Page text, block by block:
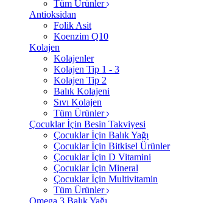
Tüm Ürünler
Antioksidan
Folik Asit
Koenzim Q10
Kolajen
Kolajenler
Kolajen Tip 1 - 3
Kolajen Tip 2
Balık Kolajeni
Sıvı Kolajen
Tüm Ürünler
Çocuklar İçin Besin Takviyesi
Çocuklar İçin Balık Yağı
Çocuklar İçin Bitkisel Ürünler
Çocuklar İçin D Vitamini
Çocuklar İçin Mineral
Çocuklar İçin Multivitamin
Tüm Ürünler
Omega 3 Balık Yağı